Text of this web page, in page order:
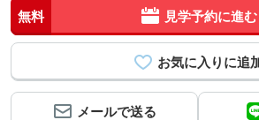
無料 見学予約に進む
メールで送る